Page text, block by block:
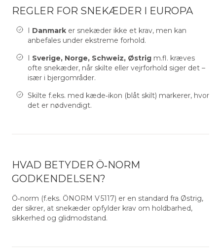
REGLER FOR SNEKÆDER I EUROPA
I Danmark er snekæder ikke et krav, men kan
anbefales under ekstreme forhold.
I Sverige, Norge, Schweiz, Østrig m.fl. kræves
ofte snekæder, når skilte eller vejrforhold siger det –
især i bjergområder.
Skilte f.eks. med kæde‑ikon (blåt skilt) markerer, hvor
det er nødvendigt.
HVAD BETYDER Ö‑NORM
GODKENDELSEN?
Ö‑norm (f.eks. ÖNORM V 5117) er en standard fra Østrig,
der sikrer, at snekæder opfylder krav om holdbarhed,
sikkerhed og glidmodstand.